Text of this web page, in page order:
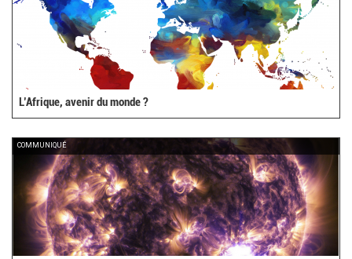
L’Afrique, avenir du monde ?
COMMUNIQUÉ